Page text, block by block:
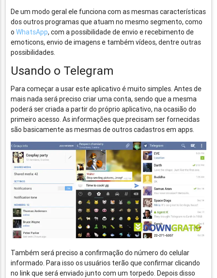
De um modo geral ele funciona com as mesmas características
dos outros programas que atuam no mesmo segmento, como
oWhatsApp, com a possibilidade de envio e recebimento de
emoticons, envio de imagens e também vídeos, dentre outras
possibilidades.
Usando o Telegram
Para começar a usar este aplicativo é muito simples. Antes de
mais nada será preciso criar uma conta, sendo que a mesma
poderá ser criada a partir do próprio aplicativo, na ocasião do
primeiro acesso. As informações que precisam ser fornecidas
são basicamente as mesmas de outros cadastros em apps.
Também será preciso a confirmação do número do celular
informado. Para isso os usuários terão que confirmar clicando
no link que será enviado junto com um torpedo. Depois disso